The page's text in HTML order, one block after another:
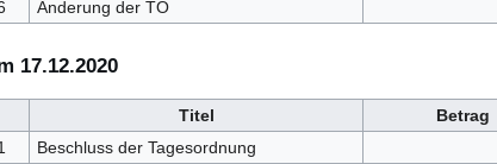
Änderung der TO
17.12.2020
Titel Betrag
Beschluss der Tagesordnung